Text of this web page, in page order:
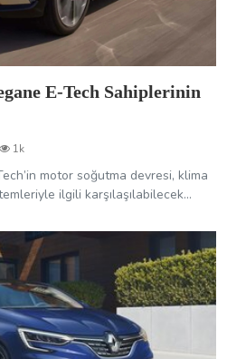
Arızalar
544
yaşadığı motor soğutma, klima ve
bir dille ele alıyor; her ...